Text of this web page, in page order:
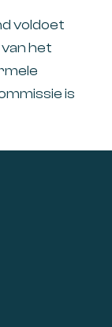
voldoet
het
is